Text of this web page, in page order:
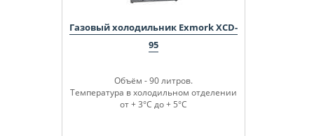
Газовый холодильник Exmork XCD-
95
Объём - 90 литров.
Температура в холодильном отделении
от + 3°С до + 5°С